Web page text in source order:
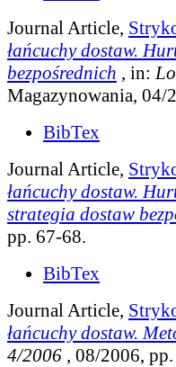
Journal Article,
łańcuchy dostaw.
bezpośrednich , in:
Magazynowania, 04/
BibTex
Journal Article,
łańcuchy dostaw.
strategia dostaw
pp. 67-68.
BibTex
Journal Article,
łańcuchy dostaw.
4/2006 , 08/2006,